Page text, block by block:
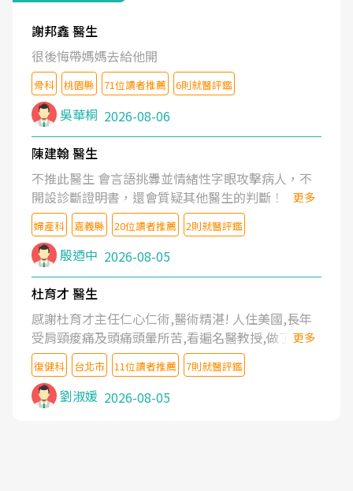
謝邦鑫 醫生
很後悔帶媽媽去給他開
骨科 桃園縣 71位讀者推薦 6則就醫評鑑
吳華桐 2026-08-06
陳建翰 醫生
不推此醫生 會言語挑釁並情緒性字眼攻擊病人，不
開設診斷證明書，還會質疑其他醫生的判斷！
更多
婦產科 嘉義縣 20位讀者推薦 2則就醫評鑑
殷迺中 2026-08-05
杜育才 醫生
感謝杜育才主任仁心仁術,醫術精湛! 人住美國,長年
受肩頸痠痛及頭痛頭暈所苦,看遍名醫教授,做了各種
檢查,也嘗試過西醫打針,中醫針灸及物理徒手治療都
沒有用,後來連吃到嗎啡類止痛藥都效果有限,只是壓
症狀,沒多久就痛起來,多年失眠嚴重影響生活品質.
台灣親友介紹忠孝醫院杜育才主任是頸頭症候群專
更多
復健科 台北市 11位讀者推薦 7則就醫評鑑
劉淑媛 2026-08-05